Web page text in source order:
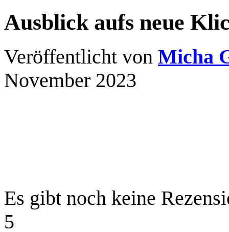
Ausblick aufs neue
Veröffentlicht von Micha
November 2023
Es gibt noch keine
5